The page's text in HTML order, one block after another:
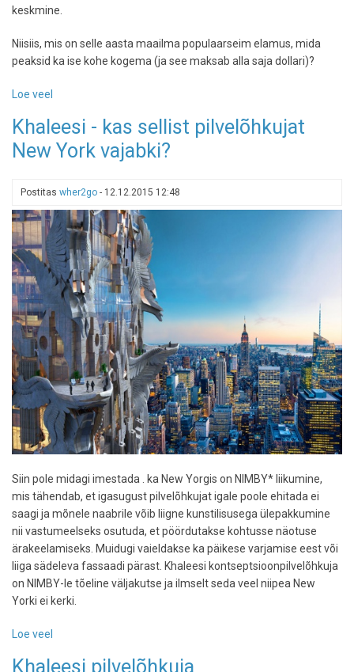
keskmine.
Niisiis, mis on selle aasta maailma populaarseim elamus, mida
peaksid ka ise kohe kogema (ja see maksab alla saja dollari)?
Loe veel
ei
arva
ära:
vaata,
millise
elamuse
TripAdvisori
kasutajad
maailma
parimaks
valisid
Khaleesi - kas sellist pilvelõhkujat
New York vajabki?
Postitas wher2go - 12.12.2015 12:48
Siin pole midagi imestada . ka New Yorgis on NIMBY* liikumine,
mis tähendab, et igasugust pilvelõhkujat igale poole ehitada ei
saagi ja mõnele naabrile võib liigne kunstilisusega ülepakkumine
nii vastumeelseks osutuda, et pöördutakse kohtusse näotuse
ärakeelamiseks. Muidugi vaieldakse ka päikese varjamise eest või
liiga sädeleva fassaadi pärast. Khaleesi kontseptsioonpilvelõhkuja
on NIMBY-le tõeline väljakutse ja ilmselt seda veel niipea New
Yorki ei kerki.
Loe veel
-
Khaleesi pilvelõhkuja